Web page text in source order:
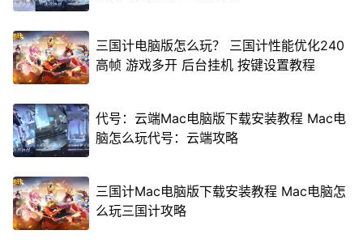
三国计电脑版怎么玩？ 三国计性能优化240
高帧 游戏多开 后台挂机 按键设置教程
代号：云端Mac电脑版下载安装教程 Mac电
脑怎么玩代号：云端攻略
三国计Mac电脑版下载安装教程 Mac电脑怎
么玩三国计攻略